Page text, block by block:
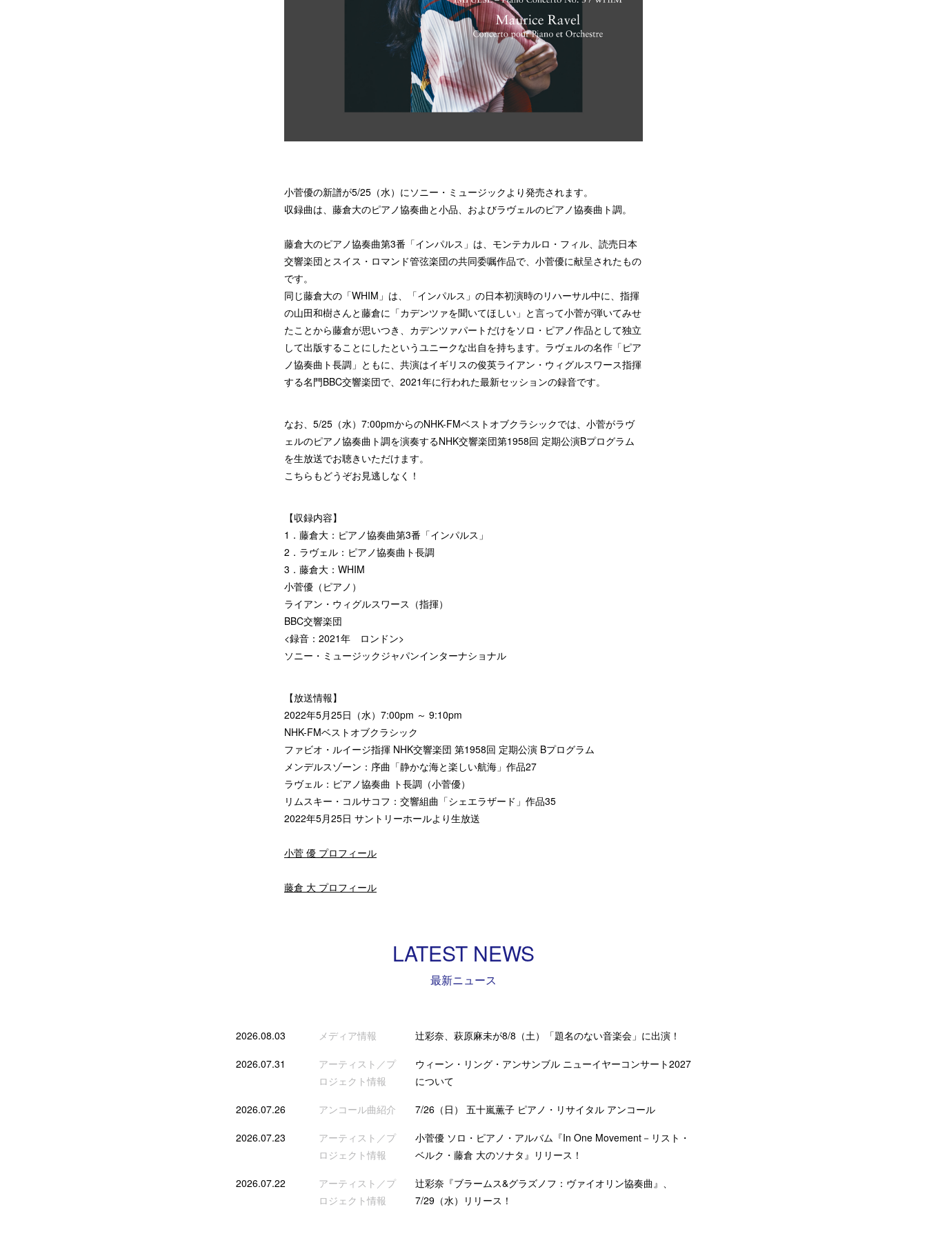
小菅優の新譜が5/25（水）にソニー・ミュージックより発売されます。
収録曲は、藤倉大のピアノ協奏曲と小品、およびラヴェルのピアノ協奏曲ト調。
藤倉大のピアノ協奏曲第3番「インパルス」は、モンテカルロ・フィル、読売日本
交響楽団とスイス・ロマンド管弦楽団の共同委嘱作品で、小菅優に献呈されたもの
です。
同じ藤倉大の「WHIM」は、「インパルス」の日本初演時のリハーサル中に、指揮
の山田和樹さんと藤倉に「カデンツァを聞いてほしい」と言って小菅が弾いてみせ
たことから藤倉が思いつき、カデンツァパートだけをソロ・ピアノ作品として独立
して出版することにしたというユニークな出自を持ちます。ラヴェルの名作「ピア
ノ協奏曲ト長調」ともに、共演はイギリスの俊英ライアン・ウィグルスワース指揮
する名門BBC交響楽団で、2021年に行われた最新セッションの録音です。
なお、5/25（水）7:00pmからのNHK-FMベストオブクラシックでは、小菅がラヴ
ェルのピアノ協奏曲ト調を演奏するNHK交響楽団第1958回 定期公演Bプログラム
を生放送でお聴きいただけます。
こちらもどうぞお見逃しなく！
【収録内容】
1．藤倉大：ピアノ協奏曲第3番「インパルス」
2．ラヴェル：ピアノ協奏曲ト長調
3．藤倉大：WHIM
小菅優（ピアノ）
ライアン・ウィグルスワース（指揮）
BBC交響楽団
<録音：2021年 ロンドン>
ソニー・ミュージックジャパンインターナショナル
【放送情報】
2022年5月25日（水）7:00pm ～ 9:10pm
NHK-FMベストオブクラシック
ファビオ・ルイージ指揮 NHK交響楽団 第1958回 定期公演 Bプログラム
メンデルスゾーン：序曲「静かな海と楽しい航海」作品27
ラヴェル：ピアノ協奏曲 ト長調（小菅優）
リムスキー・コルサコフ：交響組曲「シェエラザード」作品35
2022年5月25日 サントリーホールより生放送
小菅 優 プロフィール
藤倉 大 プロフィール
LATEST NEWS
最新ニュース
2026.08.03 メディア情報 辻彩奈、萩原麻未が8/8（土）「題名のない音楽会」に出演！
2026.07.31
アーティスト／プ
ロジェクト情報
ウィーン・リング・アンサンブル ニューイヤーコンサート2027
について
2026.07.26 アンコール曲紹介 7/26（日） 五十嵐薫子 ピアノ・リサイタル アンコール
2026.07.23
アーティスト／プ
ロジェクト情報
小菅優 ソロ・ピアノ・アルバム『In One Movement－リスト・
ベルク・藤倉 大のソナタ』リリース！
2026.07.22
アーティスト／プ
ロジェクト情報
辻彩奈『ブラームス&グラズノフ：ヴァイオリン協奏曲』、
7/29（水）リリース！